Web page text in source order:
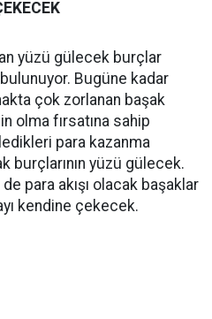
yüzü gülecek burçlar
Bugüne kadar
çok zorlanan başak
olma fırsatına sahip
para kazanma
burçlarının yüzü gülecek.
para akışı olacak başaklar
kendine çekecek.